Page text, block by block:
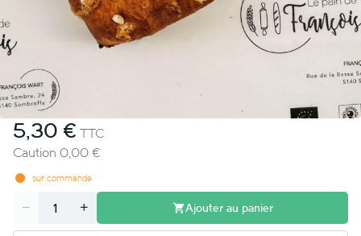
5,30 € TTC
Caution 0,00 €
sur commande
Quantité Ajouter au panier